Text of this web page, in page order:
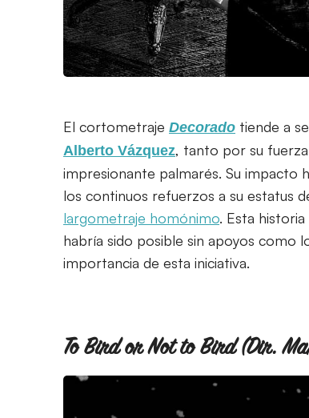
El cortometraje Decorado tiende a
Alberto Vázquez, tanto por su
impresionante palmarés. Su impacto
los continuos refuerzos a su estatus
largometraje homónimo. Esta
habría sido posible sin apoyos como
importancia de esta iniciativa.
To Bird or Not to Bird (Dir.